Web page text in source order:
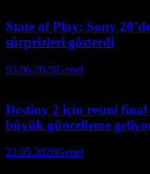
State of Play: Sony
sürprizleri gösterdi
03.06.2026Genel
Destiny 2 için resmi
büyük güncelleme
22.05.2026Genel